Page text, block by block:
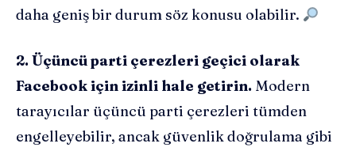
daha geniş bir durum söz konusu olabilir.
2. Üçüncü parti çerezleri geçici olarak
Facebook için izinli hale getirin. Modern
tarayıcılar üçüncü parti çerezleri tümden
engelleyebilir, ancak güvenlik doğrulama gibi